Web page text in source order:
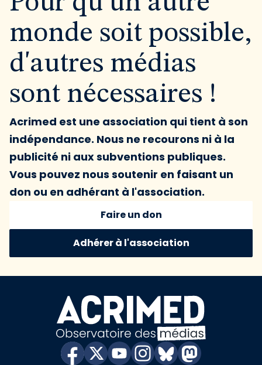
monde soit possible,
d'autres médias
sont nécessaires !
Acrimed est une association qui tient à son
indépendance. Nous ne recourons ni à la
publicité ni aux subventions publiques.
Vous pouvez nous soutenir en faisant un
don ou en adhérant à l'association.
Faire un don
Adhérer à l'association